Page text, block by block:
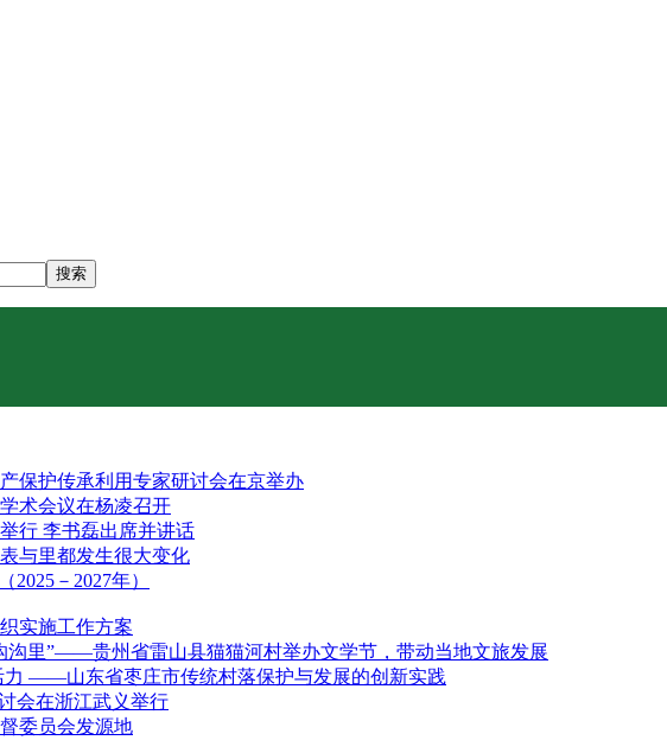
保护传承利用专家研讨会在京举办
术会议在杨凌召开
行 李书磊出席并讲话
与里都发生很大变化
2025－2027年）
实施工作方案
沟里”——贵州省雷山县猫猫河村举办文学节，带动当地文旅发展
力 ——山东省枣庄市传统村落保护与发展的创新实践
会在浙江武义举行
委员会发源地